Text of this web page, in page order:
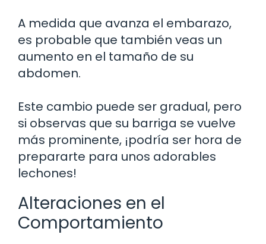
A medida que avanza el embarazo,
es probable que también veas un
aumento en el tamaño de su
abdomen.
Este cambio puede ser gradual, pero
si observas que su barriga se vuelve
más prominente, ¡podría ser hora de
prepararte para unos adorables
lechones!
Alteraciones en el
Comportamiento